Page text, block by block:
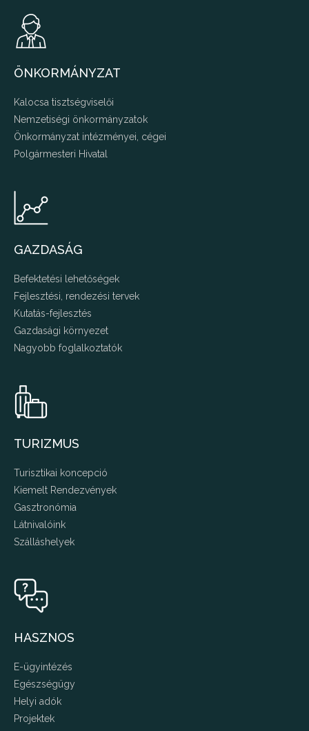
ÖNKORMÁNYZAT
Kalocsa tisztségviselői
Nemzetiségi önkormányzatok
Önkormányzat intézményei, cégei
Polgármesteri Hivatal
GAZDASÁG
Befektetési lehetőségek
Fejlesztési, rendezési tervek
Kutatás-fejlesztés
Gazdasági környezet
Nagyobb foglalkoztatók
TURIZMUS
Turisztikai koncepció
Kiemelt Rendezvények
Gasztronómia
Látnivalóink
Szálláshelyek
HASZNOS
E-ügyintézés
Egészségügy
Helyi adók
Projektek